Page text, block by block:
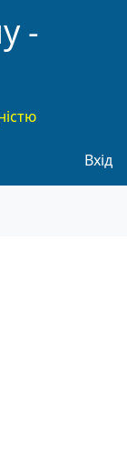
-
Вхід